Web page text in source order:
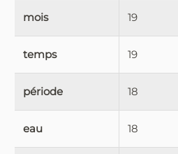
mois 19
temps 19
période 18
eau 18